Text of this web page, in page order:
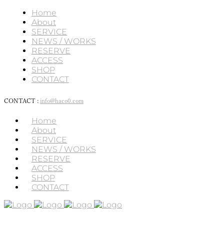
Home
About
SERVICE
NEWS / WORKS
RESERVE
ACCESS
SHOP
CONTACT
CONTACT : info@haco0.com
Home
About
SERVICE
NEWS / WORKS
RESERVE
ACCESS
SHOP
CONTACT